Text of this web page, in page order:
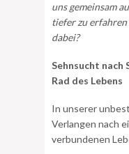
uns gemeinsam
tiefer zu
dabei?
Sehnsucht nach
Rad des Lebens
In unserer
Verlangen nach
verbundenen